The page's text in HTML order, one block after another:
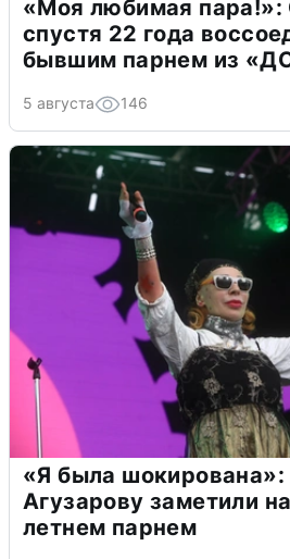
«Моя любимая пара!»:
спустя 22 года
бывшим парнем из
5 августа 146
«Я была
Агузарову заметили
летнем парнем